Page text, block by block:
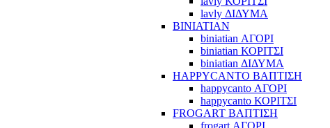
lavly ΔΙΔΥΜΑ
BINIATIAN
biniatian ΑΓΟΡΙ
biniatian ΚΟΡΙΤΣΙ
biniatian ΔΙΔΥΜΑ
HAPPYCANTO ΒΑΠΤΙΣΗ
happycanto ΑΓΟΡΙ
happycanto ΚΟΡΙΤΣΙ
FROGART ΒΑΠΤΙΣΗ
frogart ΑΓΟΡΙ